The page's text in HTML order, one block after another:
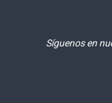
Síguenos en